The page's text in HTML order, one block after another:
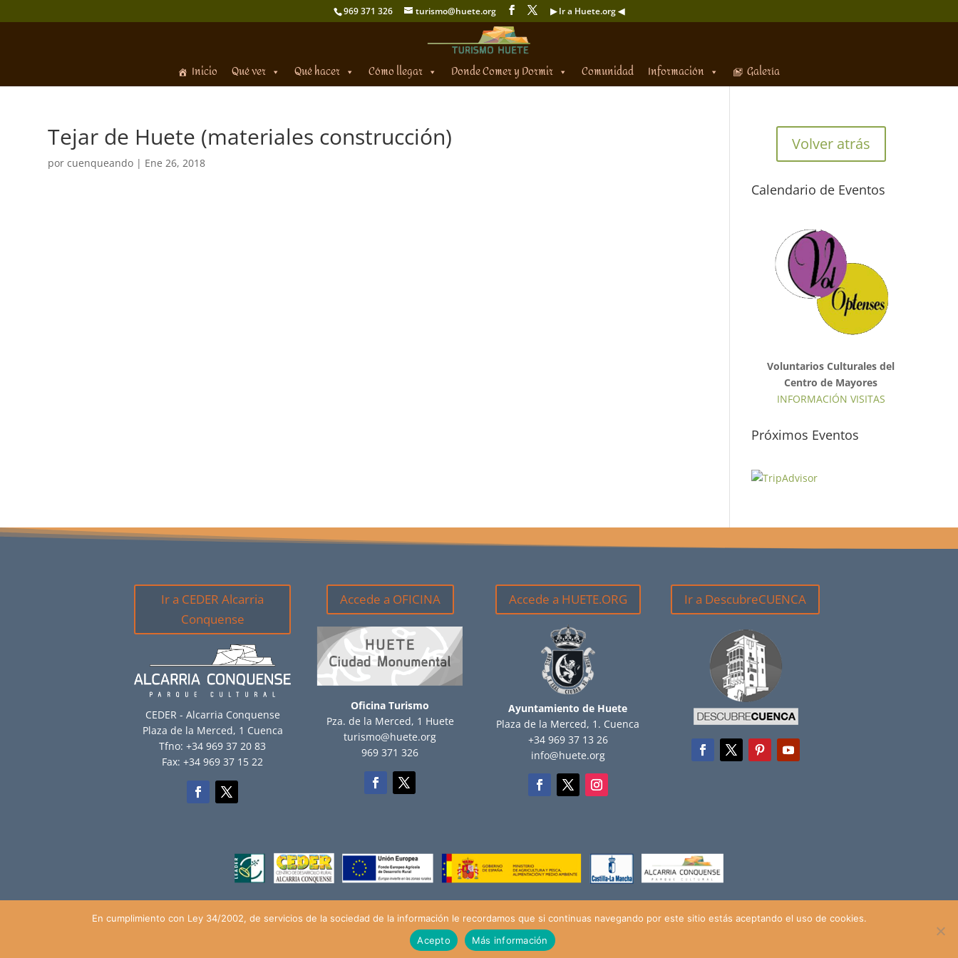
969 371 326 turismo@huete.org ▶ Ir a Huete.org ◀
Inicio Qué ver Qué hacer Cómo llegar Donde Comer y Dormir Comunidad Información Galería
Tejar de Huete (materiales construcción)
porcuenqueando | Ene 26, 2018
Volver atrás
Calendario de Eventos
Voluntarios Culturales del
Centro de Mayores
INFORMACIÓN VISITAS
Próximos Eventos
Ir a CEDER Alcarria
Conquense
CEDER - Alcarria Conquense
Plaza de la Merced, 1 Cuenca
Tfno: +34 969 37 20 83
Fax: +34 969 37 15 22
Accede a OFICINA
Oficina Turismo
Pza. de la Merced, 1 Huete
turismo@huete.org
969 371 326
Accede a HUETE.ORG
Ayuntamiento de Huete
Plaza de la Merced, 1. Cuenca
+34 969 37 13 26
info@huete.org
Ir a DescubreCUENCA
© Ayuntamiento de Huete (2018), todos los derechos reservados |Aviso Legal Política de Privacidad Política de Cookies
En cumplimiento con Ley 34/2002, de servicios de la sociedad de la información le recordamos que si continuas navegando por este sitio estás aceptando el uso de cookies.
Acepto
Más información